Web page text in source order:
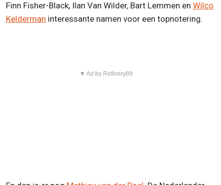
Finn Fisher-Black, Ilan Van Wilder, Bart Lemmen en Wilco
Kelderman interessante namen voor een topnotering.
▼ Ad by Refinery89